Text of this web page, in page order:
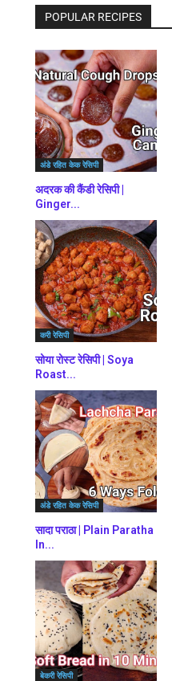
POPULAR RECIPES
अंडे रहित केक रेसिपी
अदरक की कैंडी रेसिपी |
Ginger...
करी रेसिपी
सोया रोस्ट रेसिपी | Soya
Roast...
अंडे रहित केक रेसिपी
सादा पराठा | Plain Paratha
In...
बेकरी रेसिपी